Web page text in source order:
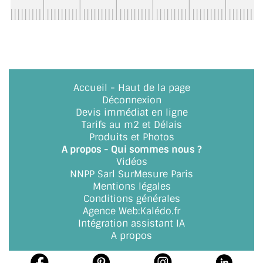
LES FIXATIONS POUR MIROIR
LES PROFILS PAROI DE VERRE
VITRINE EN VERRE
CONNECTEURS ET ASSEMBLAGE DE VERRES
PLATS ET CORNIÈRES
LES CHARNIÈRES DE PORTE EN VERRE
BOUTONS ET POIGNÉES
Accueil - Haut de la page
Déconnexion
Devis immédiat en ligne
Tarifs au m2 et Délais
Produits et Photos
A propos - Qui sommes nous ?
Vidéos
NNPP Sarl SurMesure Paris
Mentions légales
Conditions générales
Agence Web:Kalédo.fr
Intégration assistant IA
A propos